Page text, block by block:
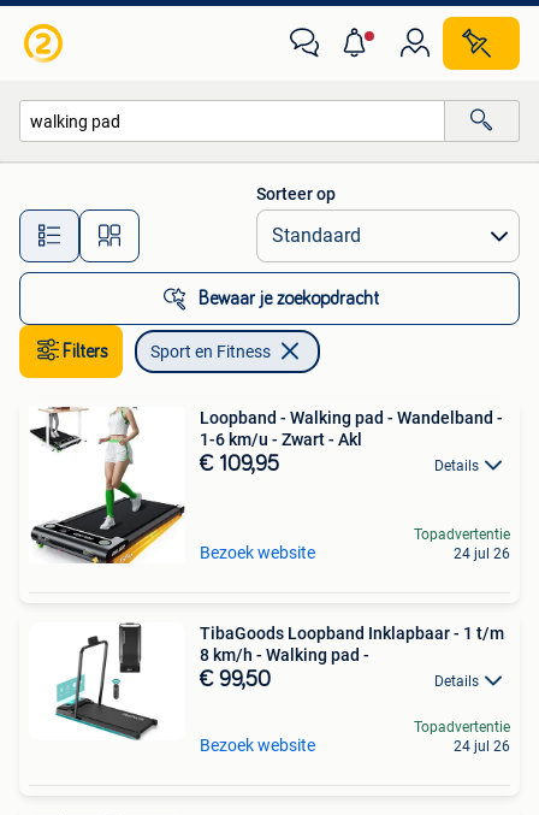
Alle afstanden…
Sorteer op
Bewaar je zoekopdracht
Filters Sport en Fitness
Loopband - Walking pad - Wandelband -
1-6 km/u - Zwart - Akl
€ 109,95 Details
Bezoek website
Topadvertentie
24 jul 26
TibaGoods Loopband Inklapbaar - 1 t/m
8 km/h - Walking pad -
€ 99,50 Details
Bezoek website
Topadvertentie
24 jul 26